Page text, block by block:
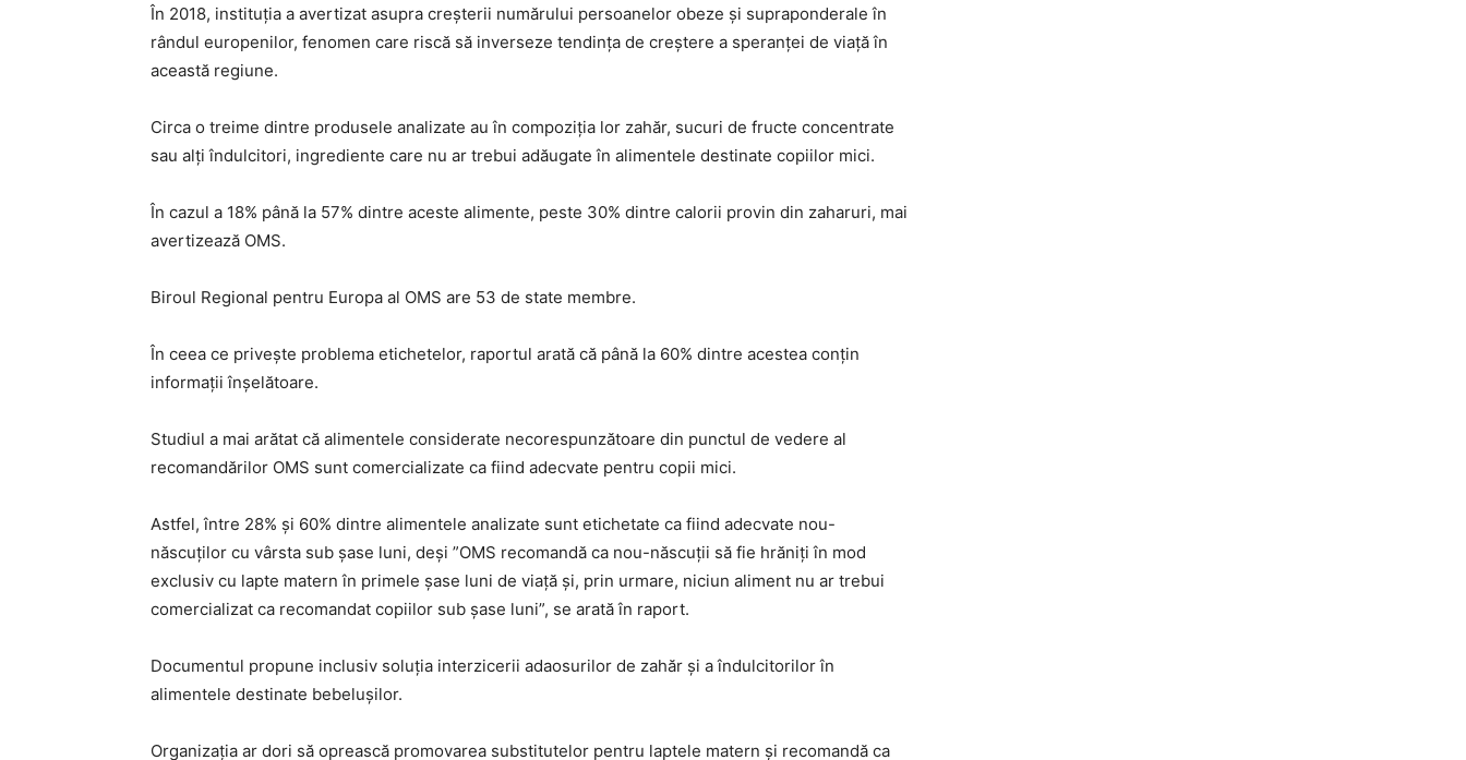
În 2018, instituţia a avertizat asupra creşterii numărului persoanelor obeze şi supraponderale în
rândul europenilor, fenomen care riscă să inverseze tendinţa de creştere a speranţei de viaţă în
această regiune.
Circa o treime dintre produsele analizate au în compoziţia lor zahăr, sucuri de fructe concentrate
sau alţi îndulcitori, ingrediente care nu ar trebui adăugate în alimentele destinate copiilor mici.
În cazul a 18% până la 57% dintre aceste alimente, peste 30% dintre calorii provin din zaharuri, mai
avertizează OMS.
Biroul Regional pentru Europa al OMS are 53 de state membre.
În ceea ce priveşte problema etichetelor, raportul arată că până la 60% dintre acestea conţin
informaţii înşelătoare.
Studiul a mai arătat că alimentele considerate necorespunzătoare din punctul de vedere al
recomandărilor OMS sunt comercializate ca fiind adecvate pentru copii mici.
Astfel, între 28% şi 60% dintre alimentele analizate sunt etichetate ca fiind adecvate nou-
născuţilor cu vârsta sub şase luni, deşi ”OMS recomandă ca nou-născuţii să fie hrăniţi în mod
exclusiv cu lapte matern în primele şase luni de viaţă şi, prin urmare, niciun aliment nu ar trebui
comercializat ca recomandat copiilor sub şase luni”, se arată în raport.
Documentul propune inclusiv soluţia interzicerii adaosurilor de zahăr şi a îndulcitorilor în
alimentele destinate bebeluşilor.
Organizaţia ar dori să oprească promovarea substitutelor pentru laptele matern şi recomandă ca